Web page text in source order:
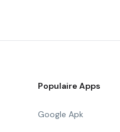
Populaire Apps
Google Apk